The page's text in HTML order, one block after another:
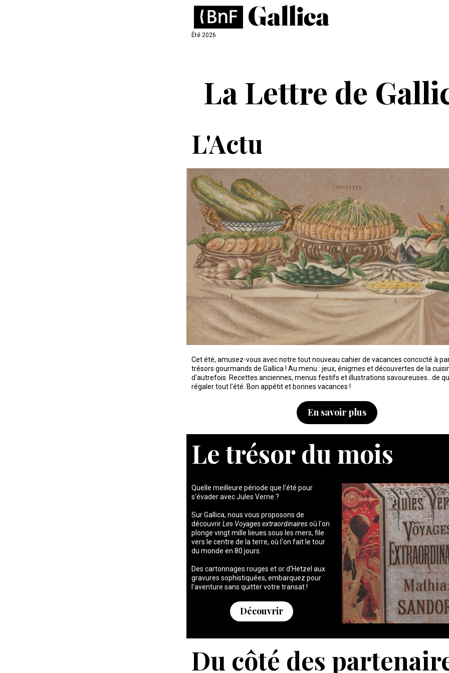
Été 2026
La Lettre de
L'Actu
Cet été, amusez-vous avec notre tout nouveau cahier de vacances concocté à
trésors gourmands de Gallica ! Au menu : jeux, énigmes et découvertes de la
d'autrefois. Recettes anciennes, menus festifs et illustrations savoureuses...de
régaler tout l'été. Bon appétit et bonnes vacances !
En savoir plus
Le trésor du mois
Quelle meilleure période que l'été pour
s'évader avec Jules Verne ?
Sur Gallica, nous vous proposons de
découvrirLes Voyages extraordinairesoù l'on
plonge vingt mille lieues sous les mers, file
vers le centre de la terre, où l'on fait le tour
du monde en 80 jours.
Des cartonnages rouges et or d'Hetzel aux
gravures sophistiquées, embarquez pour
l'aventure sans quitter votre transat !
Découvrir
Du côté des